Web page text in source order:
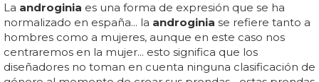
La androginia es una forma de expresión que se ha
normalizado en españa... la androginia se refiere tanto a
hombres como a mujeres, aunque en este caso nos
centraremos en la mujer... esto significa que los
diseñadores no toman en cuenta ninguna clasificación de